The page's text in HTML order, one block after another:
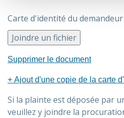
Carte d'identité du
Si la plainte est déposée par
veuillez y joindre la